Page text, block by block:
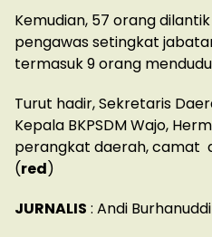
Kemudian, 57 orang
pengawas setingkat
termasuk 9 orang
Turut hadir, Sekretaris
Kepala BKPSDM Wajo,
perangkat daerah, camat
(red)
JURNALIS : Andi